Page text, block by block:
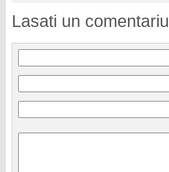
Lasati un comentariu